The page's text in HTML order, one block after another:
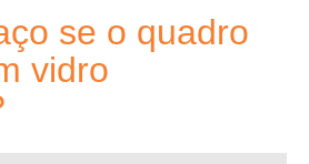
se o quadro
vidro